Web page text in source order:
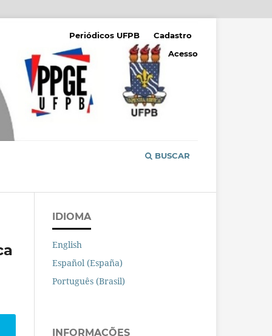
BUSCAR
Periódicos UFPB
Cadastro
Acesso
IDIOMA
English
Español (España)
Português (Brasil)
INFORMAÇÕES